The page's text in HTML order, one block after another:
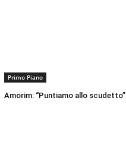
Primo Piano
Amorim: “Puntiamo allo scudetto”